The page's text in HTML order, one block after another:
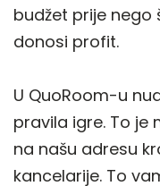
budžet prije nego
donosi profit.
U QuoRoom-u
pravila igre. To je
na našu adresu
kancelarije. To